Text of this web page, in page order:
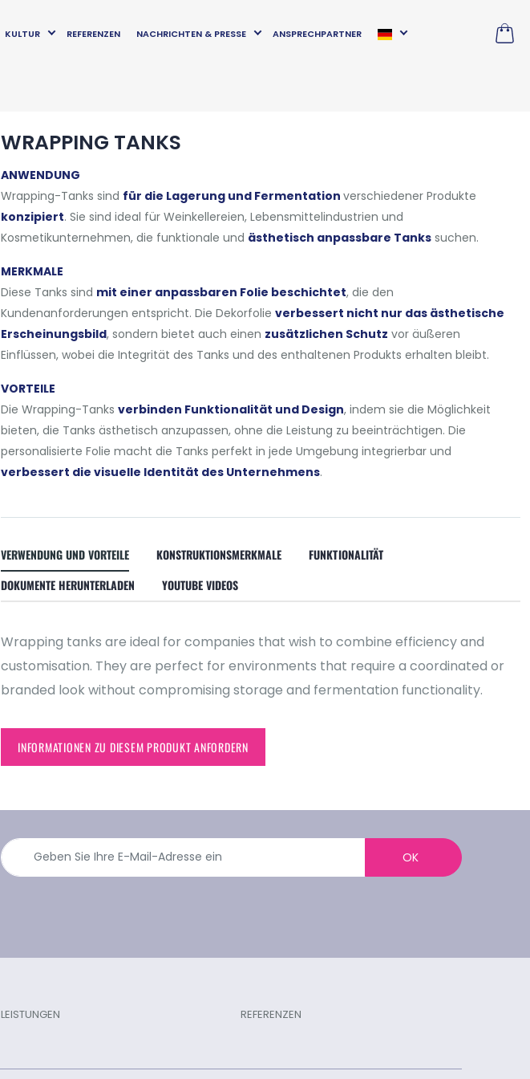
KULTUR REFERENZEN NACHRICHTEN & PRESSE ANSPRECHPARTNER
WRAPPING TANKS
ANWENDUNG
Wrapping-Tanks sind für die Lagerung und Fermentationverschiedener Produkte
konzipiert. Sie sind ideal für Weinkellereien, Lebensmittelindustrien und
Kosmetikunternehmen, die funktionale und ästhetisch anpassbare Tanks suchen.
MERKMALE
Diese Tanks sind mit einer anpassbaren Folie beschichtet, die den
Kundenanforderungen entspricht. Die Dekorfolieverbessert nicht nur das ästhetische
Erscheinungsbild, sondern bietet auch einen zusätzlichen Schutz vor äußeren
Einflüssen, wobei die Integrität des Tanks und des enthaltenen Produkts erhalten bleibt.
VORTEILE
Die Wrapping-Tanksverbinden Funktionalität und Design, indem sie die Möglichkeit
bieten, die Tanks ästhetisch anzupassen, ohne die Leistung zu beeinträchtigen. Die
personalisierte Folie macht die Tanks perfekt in jede Umgebung integrierbar und
verbessert die visuelle Identität des Unternehmens.
VERWENDUNG UND VORTEILE KONSTRUKTIONSMERKMALE
FUNKTIONALITÄT
DOKUMENTE HERUNTERLADEN
YOUTUBE VIDEOS
Wrapping tanks are ideal for companies that wish to combine efficiency and
customisation. They are perfect for environments that require a coordinated or
branded look without compromising storage and fermentation functionality.
INFORMATIONEN ZU DIESEM PRODUKT ANFORDERN
OK
LEISTUNGEN
REFERENZEN